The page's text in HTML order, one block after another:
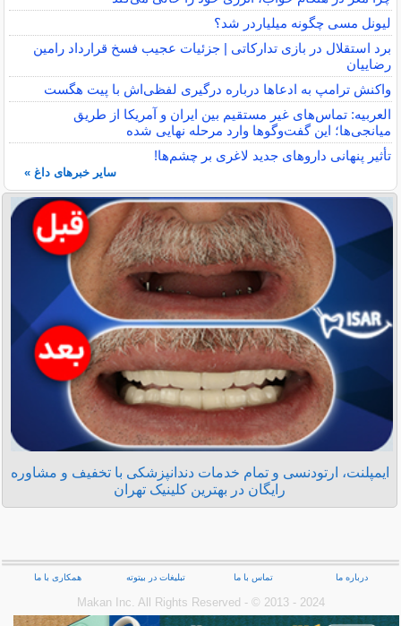
لیونل مسی چگونه میلیاردر شد؟
برد استقلال در بازی تدارکاتی | جزئیات عجیب فسخ قرارداد رامین
رضاییان
واکنش ترامپ به ادعاها درباره درگیری لفظی‌اش با پیت هگست
العربیه: تماس‌های غیر مستقیم بین ایران و آمریکا از طریق
میانجی‌ها؛ این گفت‌و‌گو‌ها وارد مرحله نهایی شده
تأثیر پنهانی داروهای جدید لاغری بر چشم‌ها!
سایر خبرهای داغ »
ایمپلنت، ارتودنسی و تمام خدمات دندانپزشکی با تخفیف و مشاوره
رایگان در بهترین کلینیک تهران
درباره ما تماس با ما تبلیغات در بیتوته همکاری با ما
Makan Inc.‎ All Rights Reserved - © 2013 - 2024